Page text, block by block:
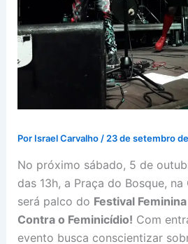
Por Israel Carvalho / 23 de setembro
No próximo sábado, 5 de
das 13h, a Praça do Bosque,
será palco do Festival
Contra o Feminicídio! Com
evento busca conscientizar